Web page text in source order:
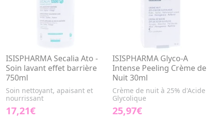
ISISPHARMA Secalia Ato -
Soin lavant effet barrière
750ml
Soin nettoyant, apaisant et
nourrissant
17,21€
ISISPHARMA Glyco-A
Intense Peeling Crème de
Nuit 30ml
Crème de nuit à 25% d'Acide
Glycolique
25,97€